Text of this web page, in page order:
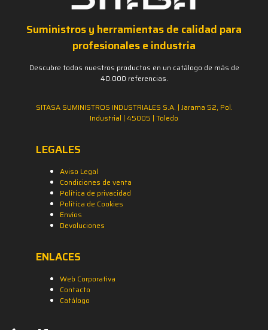
Suministros y herramientas de calidad para
profesionales e industria
Descubre todos nuestros productos en un catálogo de más de
40.000 referencias.
SITASA SUMINISTROS INDUSTRIALES S.A. | Jarama 52, Pol.
Industrial | 45005 | Toledo
LEGALES
Aviso Legal
Condiciones de venta
Política de privacidad
Política de Cookies
Envíos
Devoluciones
ENLACES
Web Corporativa
Contacto
Catálogo